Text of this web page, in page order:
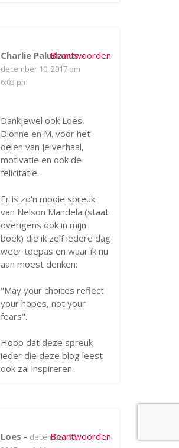
Charlie Paludanus-
december 10, 2017 om
6:03 pm
Dankjewel ook Loes,
Dionne en M. voor het
delen van je verhaal,
motivatie en ook de
felicitatie.
Er is zo'n mooie spreuk
van Nelson Mandela (staat
overigens ook in mijn
boek) die ik zelf iedere dag
weer toepas en waar ik nu
aan moest denken:
"May your choices reflect
your hopes, not your
fears".
Hoop dat deze spreuk
ieder die deze blog leest
ook zal inspireren.
Beantwoorden
Loes - december 10,
Beantwoorden